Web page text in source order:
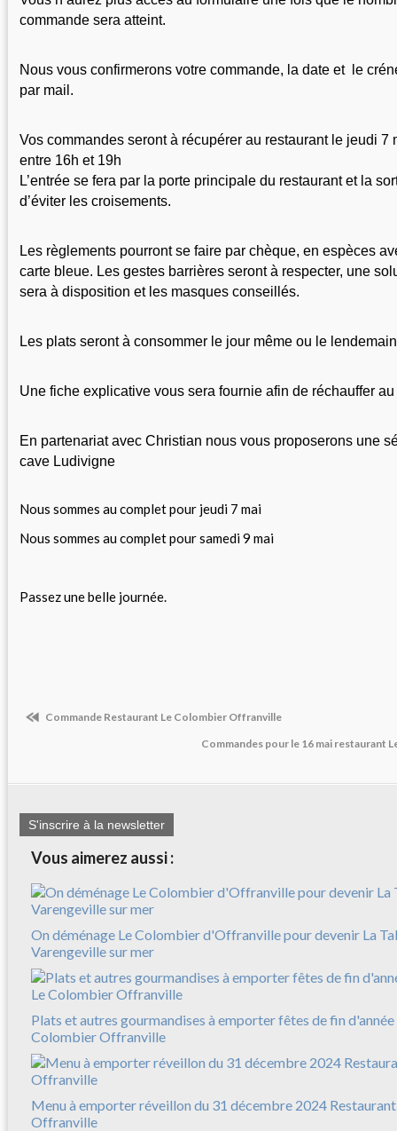
commande sera atteint.
Nous vous confirmerons votre commande, la date et  le
par mail.
Vos commandes seront à récupérer au restaurant le jeudi 7
entre 16h et 19h
L’entrée se fera par la porte principale du restaurant et la
d’éviter les croisements.
Les règlements pourront se faire par chèque, en espèces
carte bleue. Les gestes barrières seront à respecter, une
sera à disposition et les masques conseillés.
Les plats seront à consommer le jour même ou le
Une fiche explicative vous sera fournie afin de réchauffer
En partenariat avec Christian nous vous proposerons une
cave Ludivigne
Nous sommes au complet pour jeudi 7 mai
Nous sommes au complet pour samedi 9 mai
Passez une belle journée.
Commande Restaurant Le Colombier Offranville
Commandes pour le 16 mai restaurant
S'inscrire à la newsletter
Vous aimerez aussi :
On déménage Le Colombier d'Offranville pour devenir La
Varengeville sur mer
Plats et autres gourmandises à emporter fêtes de fin
Colombier Offranville
Menu à emporter réveillon du 31 décembre 2024
Offranville